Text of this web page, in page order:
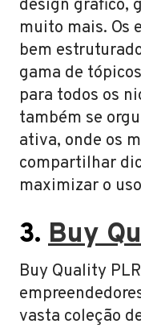
design gráfico,
muito mais. Os
bem
gama de
para todos os
também se
ativa, onde os
compartilhar
maximizar o
3. Buy
Buy Quality
vasta coleção